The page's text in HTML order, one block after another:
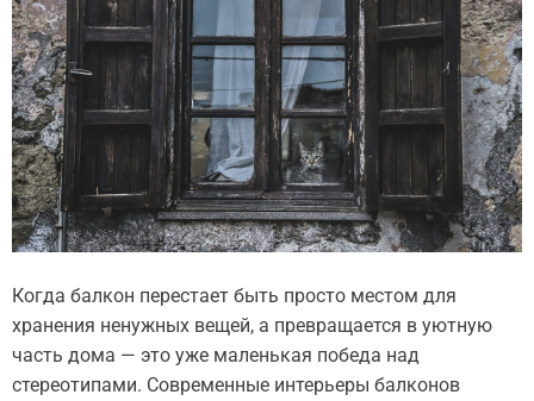
Когда балкон перестает быть просто местом для
хранения ненужных вещей, а превращается в уютную
часть дома — это уже маленькая победа над
стереотипами. Современные интерьеры балконов